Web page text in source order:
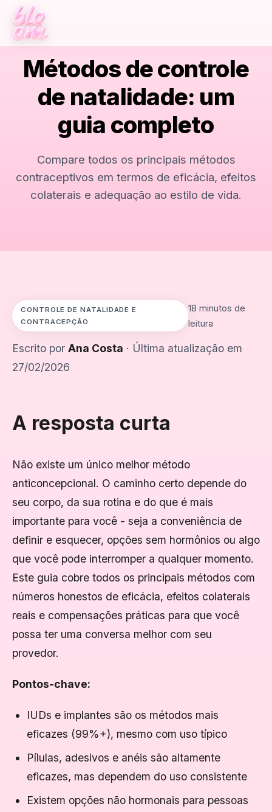
Métodos de controle
de natalidade: um
guia completo
Compare todos os principais métodos
contraceptivos em termos de eficácia, efeitos
colaterais e adequação ao estilo de vida.
CONTROLE DE NATALIDADE E
CONTRACEPÇÃO
18 minutos de
leitura
Escrito por Ana Costa · Última atualização em
27/02/2026
A resposta curta
Não existe um único melhor método
anticoncepcional. O caminho certo depende do
seu corpo, da sua rotina e do que é mais
importante para você - seja a conveniência de
definir e esquecer, opções sem hormônios ou algo
que você pode interromper a qualquer momento.
Este guia cobre todos os principais métodos com
números honestos de eficácia, efeitos colaterais
reais e compensações práticas para que você
possa ter uma conversa melhor com seu
provedor.
Pontos-chave:
IUDs e implantes são os métodos mais
eficazes (99%+), mesmo com uso típico
Pílulas, adesivos e anéis são altamente
eficazes, mas dependem do uso consistente
Existem opções não hormonais para pessoas